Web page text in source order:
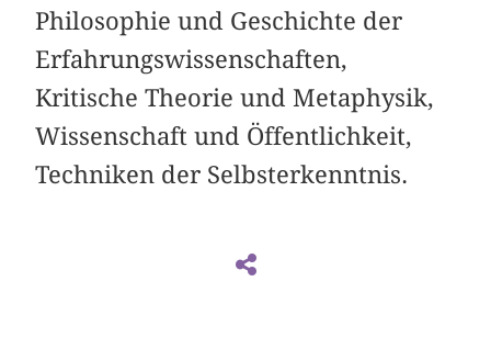
Philosophie und Geschichte der
Erfahrungswissenschaften,
Kritische Theorie und Metaphysik,
Wissenschaft und Öffentlichkeit,
Techniken der Selbsterkenntnis.